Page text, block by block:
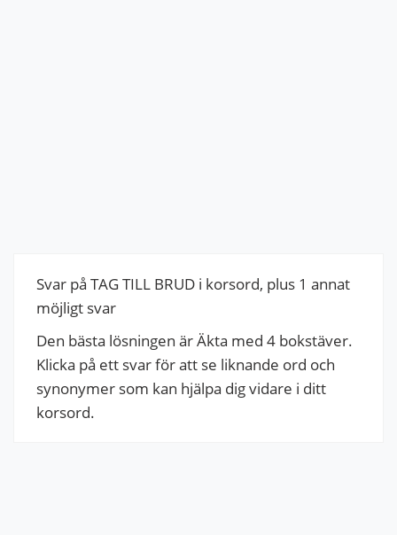
Svar på TAG TILL BRUD i korsord, plus 1 annat
möjligt svar
Den bästa lösningen är Äkta med 4 bokstäver.
Klicka på ett svar för att se liknande ord och
synonymer som kan hjälpa dig vidare i ditt
korsord.